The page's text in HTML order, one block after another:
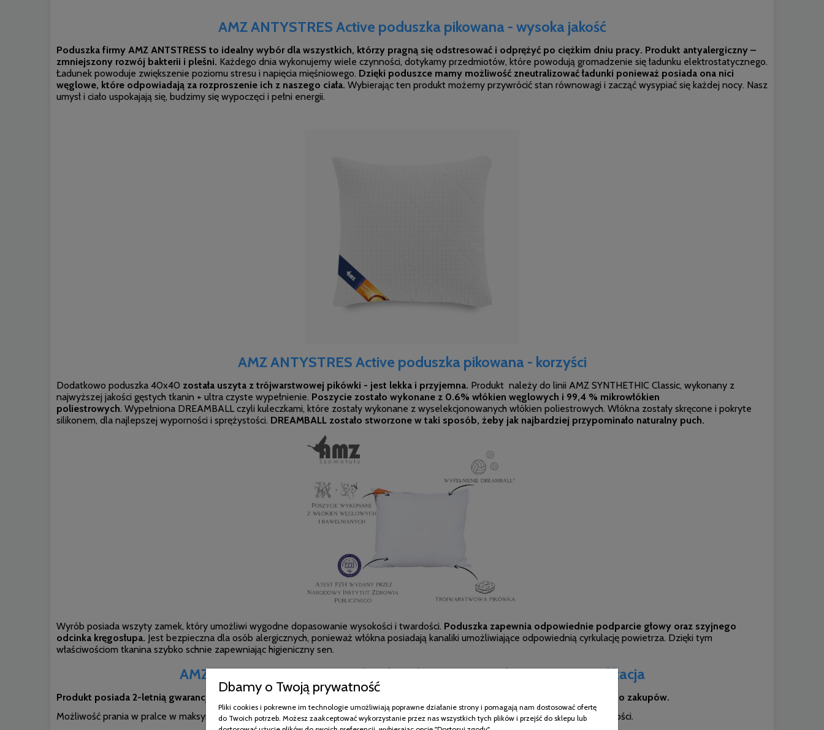
AMZ ANTYSTRES Active poduszka pikowana - wysoka jakość
Poduszka firmy AMZ ANTSTRESS to idealny wybór dla wszystkich, którzy pragną się odstresować i odprężyć po ciężkim dniu pracy. Produkt antyalergiczny –
zmniejszony rozwój bakterii i pleśni. Każdego dnia wykonujemy wiele czynności, dotykamy przedmiotów, które powodują gromadzenie się ładunku elektrostatycznego.
Ładunek powoduje zwiększenie poziomu stresu i napięcia mięśniowego. Dzięki poduszce mamy możliwość zneutralizować ładunki ponieważ posiada ona nici
węglowe, które odpowiadają za rozproszenie ich z naszego ciała. Wybierając ten produkt możemy przywrócić stan równowagi i zacząć wysypiać się każdej nocy. Nasz
umysł i ciało uspokajają się, budzimy się wypoczęci i pełni energii.
AMZ ANTYSTRES Active poduszka pikowana - korzyści
Dodatkowo poduszka 40x40 została uszyta z trójwarstwowej pikówki - jest lekka i przyjemna. Produkt należy do linii AMZ SYNTHETHIC Classic, wykonany z
najwyższej jakości gęstych tkanin + ultra czyste wypełnienie. Poszycie zostało wykonane z 0.6% włókien węglowych i 99,4 % mikrowłókien
poliestrowych. Wypełniona DREAMBALL czyli kuleczkami, które zostały wykonane z wyselekcjonowanych włókien poliestrowych. Włókna zostały skręcone i pokryte
silikonem, dla najlepszej wyporności i sprężystości. DREAMBALL zostało stworzone w taki sposób, żeby jak najbardziej przypominało naturalny puch.
Wyrób posiada wszyty zamek, który umożliwi wygodne dopasowanie wysokości i twardości. Poduszka zapewnia odpowiednie podparcie głowy oraz szyjnego
odcinka kręgosłupa. Jest bezpieczna dla osób alergicznych, ponieważ włókna posiadają kanaliki umożliwiające odpowiednią cyrkulację powietrza. Dzięki tym
właściwościom tkanina szybko schnie zapewniając higieniczny sen.
AMZ ANTYSTRES Active poduszka pikowana - użytkowanie i specyfikacja
Produkt posiada 2-letnią gwarancję na błędy powstałe przy produkcji. Niezbędny jest dowód zakupu, który został dołączony do zakupów.
Możliwość prania w pralce w maksymalnie 60 st. C pozwala wyeliminować roztocze i inne drobnoustroje zachowując produkt w czystości.
Dbamy o Twoją prywatność
Pliki cookies i pokrewne im technologie umożliwiają poprawne działanie strony i pomagają nam dostosować ofertę
do Twoich potrzeb. Możesz zaakceptować wykorzystanie przez nas wszystkich tych plików i przejść do sklepu lub